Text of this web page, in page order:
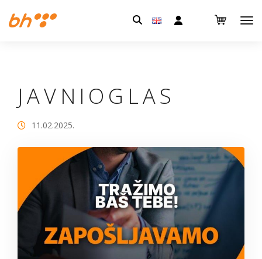
Pretraga:
J A V N I O G L A S
11.02.2025.